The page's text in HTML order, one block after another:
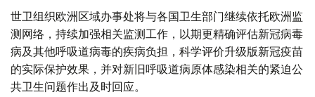
世卫组织欧洲区域办事处将与各国卫生部门继续依托欧洲监
测网络，持续加强相关监测工作，以期更精确评估新冠病毒
病及其他呼吸道病毒的疾病负担，科学评价升级版新冠疫苗
的实际保护效果，并对新旧呼吸道病原体感染相关的紧迫公
共卫生问题作出及时回应。